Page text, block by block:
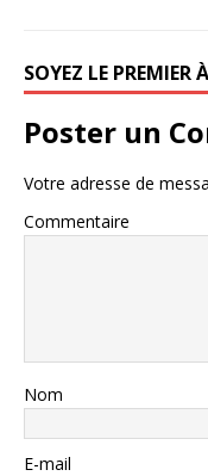
SOYEZ LE PREMIER
Poster un
Votre adresse de
Commentaire
Nom
E-mail